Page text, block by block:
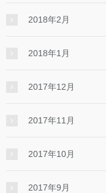
2018年2月
2018年1月
2017年12月
2017年11月
2017年10月
2017年9月